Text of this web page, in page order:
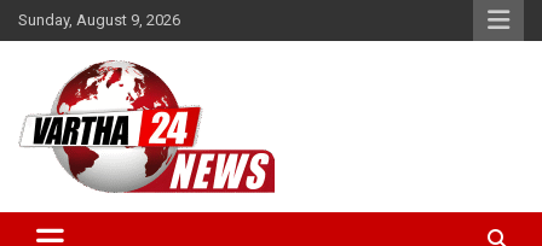
Skip
to
Sunday, August 9, 2026
Vartha 24